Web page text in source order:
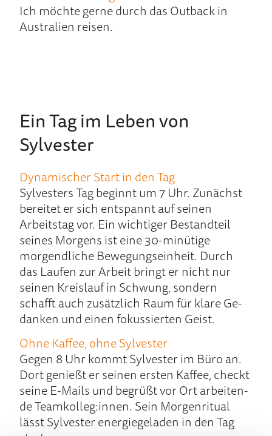
Ich möchte gerne durch das Outback in
Australien reisen.
Ein Tag im Leben von
Sylvester
Dy­nami­scher Start in den Tag
Sylvesters Tag beginnt um 7 Uhr. Zu­nächst
be­reitet er sich ent­spannt auf seinen
Arbeits­tag vor. Ein wichti­ger Bestand­teil
seines Mor­gens ist eine 30-minü­tige
morgend­liche Be­wegungs­einheit. Durch
das Lau­fen zur Arbeit bringt er nicht nur
seinen Kreis­lauf in Schwung, son­dern
schafft auch zusätzlich Raum für kla­re Ge­
danken und einen fo­kussier­ten Geist.
Oh­ne Kaffee, ohne Sylvester
Gegen 8 Uhr kommt Sylvester im Büro an.
Dort ge­nießt er sei­nen ers­ten Kaffee, checkt
seine E-Mails und be­grüßt vor Ort ar­beiten­
de Team­kolleg:innen. Sein Morgen­ritual
lässt Sylvester energie­ge­laden in den Tag